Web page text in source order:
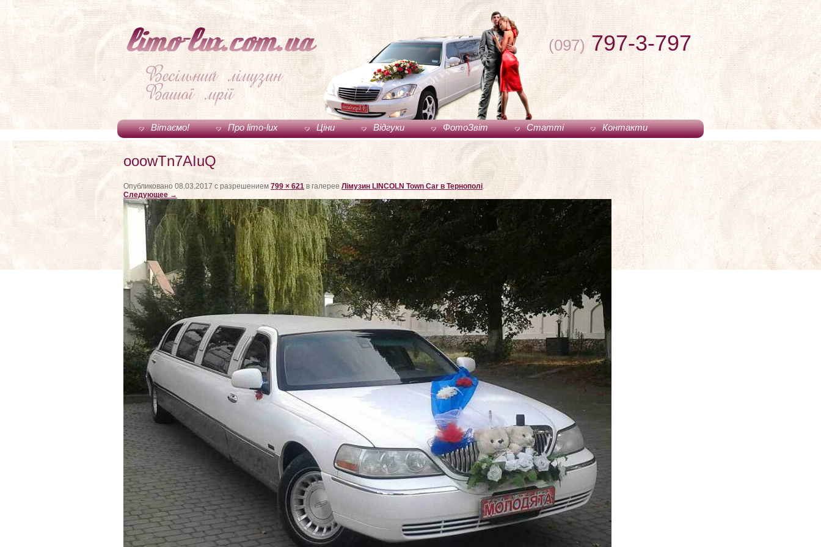
(097) 797-3-797
Вітаємо! Про limo-lux Ціни Відгуки ФотоЗвіт Статті Контакти
ooowTn7AIuQ
Опубликовано 08.03.2017 с разрешением 799 × 621 в галерее Лімузин LINCOLN Town Car в Тернополі.
Следующее →